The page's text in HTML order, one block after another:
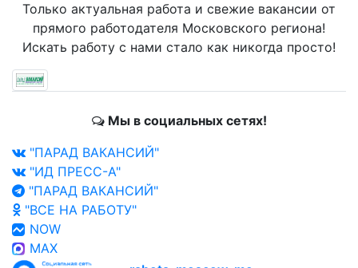
Только актуальная работа и свежие вакансии от
прямого работодателя Московского региона!
Искать работу с нами стало как никогда просто!
Мы в социальных сетях!
"ПАРАД ВАКАНСИЙ"
"ИД ПРЕСС-А"
"ПАРАД ВАКАНСИЙ"
"ВСЕ НА РАБОТУ"
NOW
MAX